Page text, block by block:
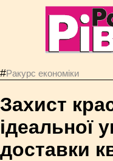
#Ракурс економiки
Захист
ідеальної
доставки